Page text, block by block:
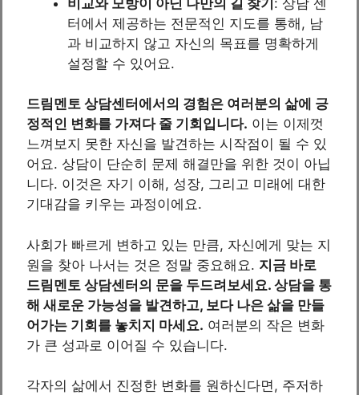
터에서 제공하는 전문적인 지도를 통해, 남
과 비교하지 않고 자신의 목표를 명확하게
설정할 수 있어요.
드림멘토 상담센터에서의 경험은 여러분의 삶에 긍
정적인 변화를 가져다 줄 기회입니다. 이는 이제껏
느껴보지 못한 자신을 발견하는 시작점이 될 수 있
어요. 상담이 단순히 문제 해결만을 위한 것이 아닙
니다. 이것은 자기 이해, 성장, 그리고 미래에 대한
기대감을 키우는 과정이에요.
사회가 빠르게 변하고 있는 만큼, 자신에게 맞는 지
원을 찾아 나서는 것은 정말 중요해요. 지금 바로
드림멘토 상담센터의 문을 두드려보세요. 상담을 통
해 새로운 가능성을 발견하고, 보다 나은 삶을 만들
어가는 기회를 놓치지 마세요. 여러분의 작은 변화
가 큰 성과로 이어질 수 있습니다.
각자의 삶에서 진정한 변화를 원하신다면, 주저하